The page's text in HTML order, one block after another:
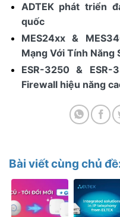
ADTEK phát triển
quốc
MES24xx &
Mạng Với Tính Năng
ESR-3250 &
Firewall hiệu năng
Bài viết cùng chủ